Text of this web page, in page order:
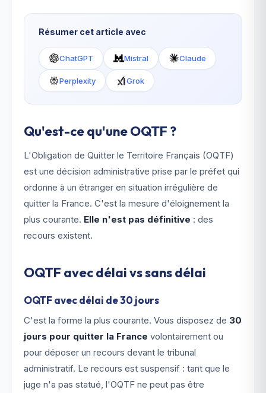
Résumer cet article avec
ChatGPT Mistral Claude
Perplexity Grok
Qu'est-ce qu'une OQTF ?
L'Obligation de Quitter le Territoire Français (OQTF)
est une décision administrative prise par le préfet qui
ordonne à un étranger en situation irrégulière de
quitter la France. C'est la mesure d'éloignement la
plus courante. Elle n'est pas définitive : des
recours existent.
OQTF avec délai vs sans délai
OQTF avec délai de 30 jours
C'est la forme la plus courante. Vous disposez de 30
jours pour quitter la France volontairement ou
pour déposer un recours devant le tribunal
administratif. Le recours est suspensif : tant que le
juge n'a pas statué, l'OQTF ne peut pas être